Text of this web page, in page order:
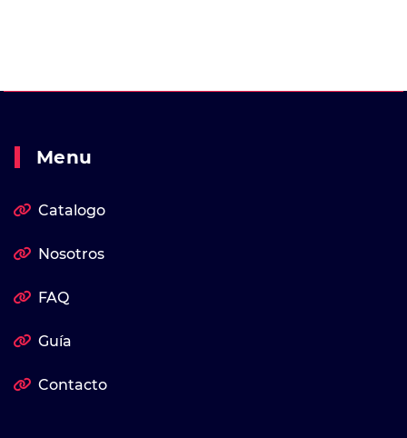
Menu
Catalogo
Nosotros
FAQ
Guía
Contacto